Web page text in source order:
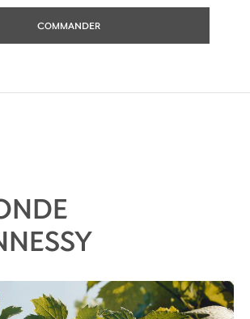
Special révèle une personnalité
COMMANDER